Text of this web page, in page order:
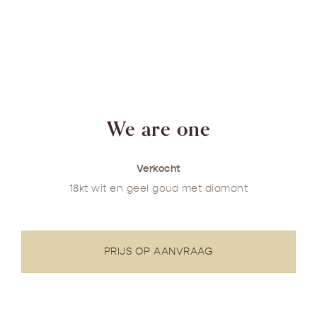
We are one
Verkocht
18kt wit en geel goud met diamant
PRIJS OP AANVRAAG